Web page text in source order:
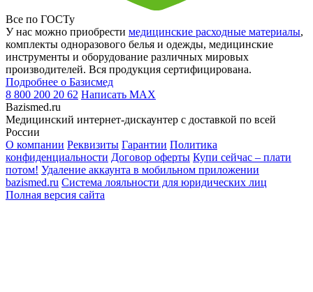
Все по ГОСТу
У нас можно приобрести медицинские расходные материалы,
комплекты одноразового белья и одежды, медицинские
инструменты и оборудование различных мировых
производителей. Вся продукция сертифицирована.
Подробнее о Базисмед
8 800 200 20 62 Написать MAX
Bazismed.ru
Медицинский интернет-дискаунтер с доставкой по всей
России
О компании Реквизиты Гарантии Политика
конфиденциальности Договор оферты Купи сейчас – плати
потом! Удаление аккаунта в мобильном приложении
bazismed.ru Система лояльности для юридических лиц
Полная версия сайта